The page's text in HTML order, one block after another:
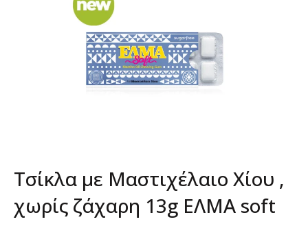
Τσίκλα με Μαστιχέλαιο Χίου ,
χωρίς ζάχαρη 13g ΕΛΜΑ soft